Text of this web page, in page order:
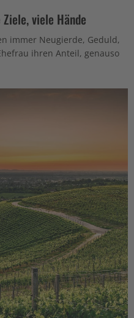
viele Hände
immer Neugierde, Geduld,
ihren Anteil, genauso